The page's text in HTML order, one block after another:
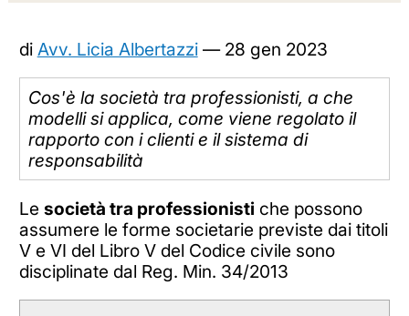
di Avv. Licia Albertazzi— 28 gen 2023
Cos'è la società tra professionisti, a che
modelli si applica, come viene regolato il
rapporto con i clienti e il sistema di
responsabilità
Le società tra professionisti che possono
assumere le forme societarie previste dai titoli
V e VI del Libro V del Codice civile sono
disciplinate dal Reg. Min. 34/2013